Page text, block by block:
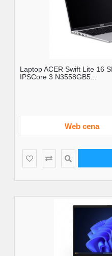
Laptop ACER Swift Lite 16
IPSCore 3 N3558GB5...
Web cena